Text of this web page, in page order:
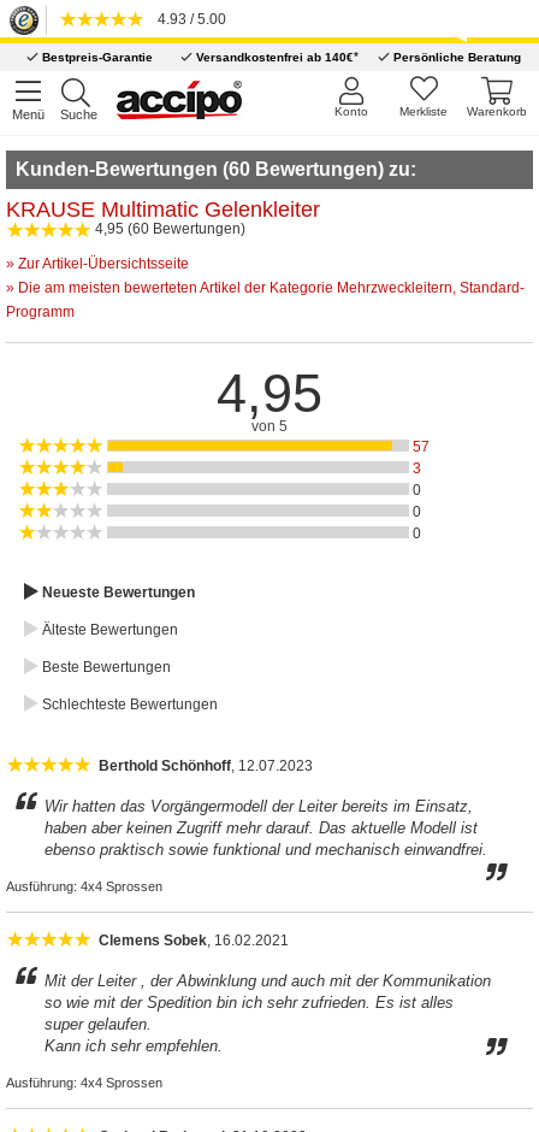
4.93 / 5.00
Bestpreis-Garantie Versandkostenfrei ab 140€* Persönliche Beratung
Menü Suche Warenkorb
Merkliste
Konto
Kunden-Bewertungen (60 Bewertungen) zu:
KRAUSE Multimatic Gelenkleiter
4,95 (60 Bewertungen)
» Zur Artikel-Übersichtsseite
» Die am meisten bewerteten Artikel der Kategorie Mehrzweckleitern, Standard-
Programm
4,95
von 5
57
3
0
0
0
Neueste Bewertungen
Älteste Bewertungen
Beste Bewertungen
Schlechteste Bewertungen
Berthold Schönhoff, 12.07.2023
Wir hatten das Vorgängermodell der Leiter bereits im Einsatz,
haben aber keinen Zugriff mehr darauf. Das aktuelle Modell ist
ebenso praktisch sowie funktional und mechanisch einwandfrei.
Ausführung: 4x4 Sprossen
Clemens Sobek, 16.02.2021
Mit der Leiter , der Abwinklung und auch mit der Kommunikation
so wie mit der Spedition bin ich sehr zufrieden. Es ist alles
super gelaufen.
Kann ich sehr empfehlen.
Ausführung: 4x4 Sprossen